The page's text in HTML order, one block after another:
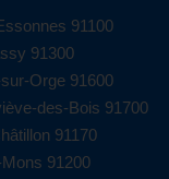
91100
91300
Orge 91600
des-Bois 91700
91170
91200